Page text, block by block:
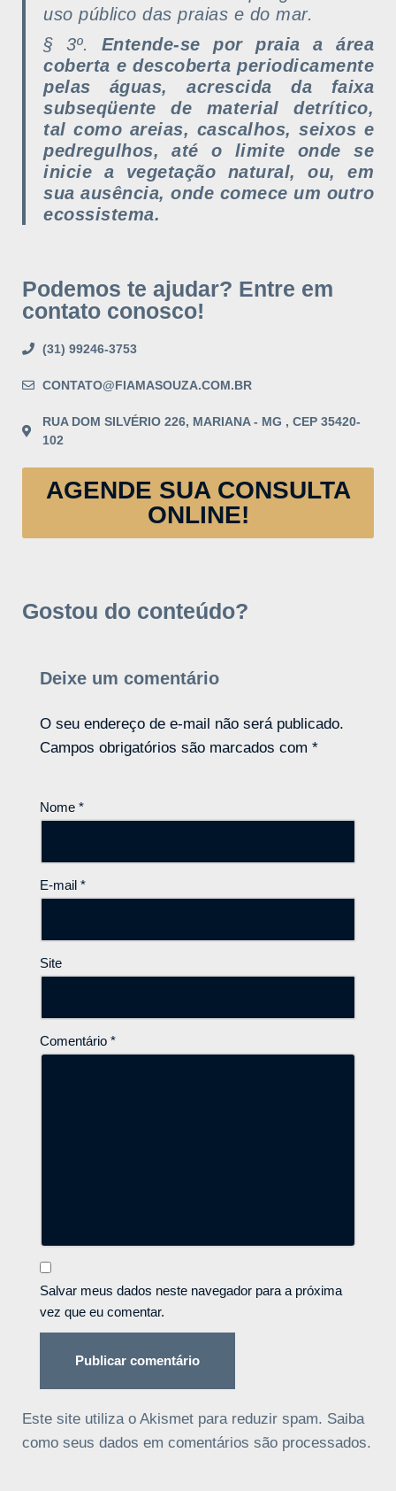
uso público das praias e do mar.
§ 3º. Entende-se por praia a área
coberta e descoberta periodicamente
pelas águas, acrescida da faixa
subseqüente de material detrítico,
tal como areias, cascalhos, seixos e
pedregulhos, até o limite onde se
inicie a vegetação natural, ou, em
sua ausência, onde comece um outro
ecossistema.
Podemos te ajudar? Entre em
contato conosco!
(31) 99246-3753
CONTATO@FIAMASOUZA.COM.BR
RUA DOM SILVÉRIO 226, MARIANA - MG , CEP 35420-
102
AGENDE SUA CONSULTA
ONLINE!
Gostou do conteúdo?
Deixe um comentário
O seu endereço de e-mail não será publicado.
Campos obrigatórios são marcados com *
Nome *
E-mail *
Site
Comentário *
Salvar meus dados neste navegador para a próxima
vez que eu comentar.
Este site utiliza o Akismet para reduzir spam. Saiba
como seus dados em comentários são processados.